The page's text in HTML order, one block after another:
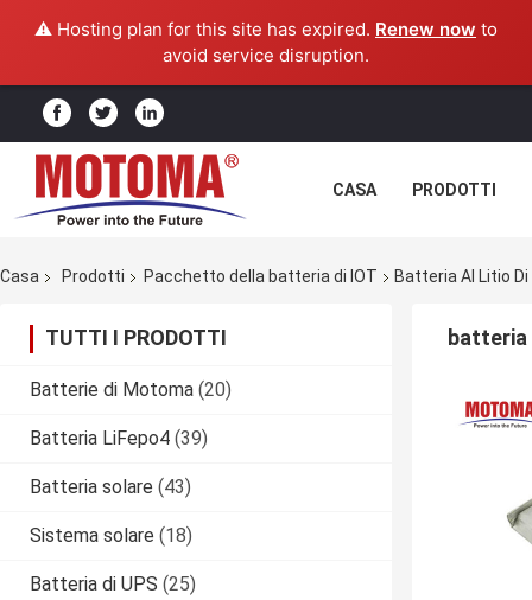
⚠️ Hosting plan for this site has expired. Renew now to
avoid service disruption.
CASA PRODOTTI
Casa Prodotti Pacchetto della batteria di IOT Batteria Al Litio
TUTTI I PRODOTTI
Batterie di Motoma (20)
Batteria LiFepo4 (39)
Batteria solare (43)
Sistema solare (18)
Batteria di UPS (25)
batteria